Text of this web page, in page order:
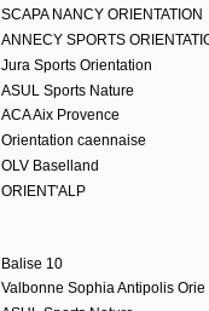
SCAPA NANCY ORIENTATION
ANNECY SPORTS
Jura Sports Orientation
ASUL Sports Nature
ACA Aix Provence
Orientation caennaise
OLV Baselland
ORIENT'ALP
Balise 10
Valbonne Sophia Antipolis Orie